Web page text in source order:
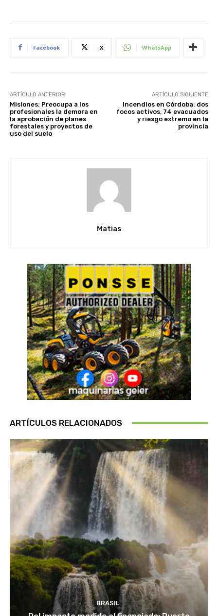
Facebook X WhatsApp
ARTÍCULO ANTERIOR
Misiones: Preocupa a los
profesionales la demora en
la aprobación de planes
forestales y proyectos de
uso del suelo
ARTÍCULO SIGUIENTE
Incendios en Córdoba: dos
focos activos, 74 evacuados
y riesgo extremo en la
provincia
Matias
ARTÍCULOS RELACIONADOS
BRASIL